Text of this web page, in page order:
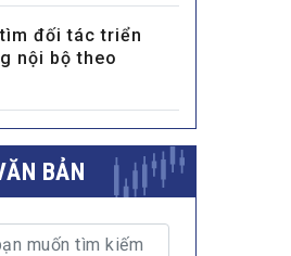
tìm đối tác triển
nội bộ theo
BẢN